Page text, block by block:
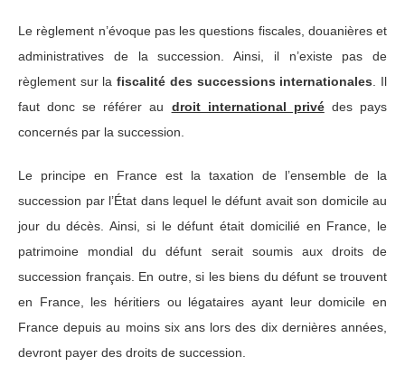
Le règlement n’évoque pas les questions fiscales, douanières et
administratives de la succession. Ainsi, il n’existe pas de
règlement sur lafiscalité des successions internationales . Il
faut donc se référer au droit international privédes pays
concernés par la succession.
Le principe en France est la taxation de l’ensemble de la
succession par l’État dans lequel le défunt avait son domicile au
jour du décès. Ainsi, si le défunt était domicilié en France, le
patrimoine mondial du défunt serait soumis aux droits de
succession français. En outre, si les biens du défunt se trouvent
en France, les héritiers ou légataires ayant leur domicile en
France depuis au moins six ans lors des dix dernières années,
devront payer des droits de succession.